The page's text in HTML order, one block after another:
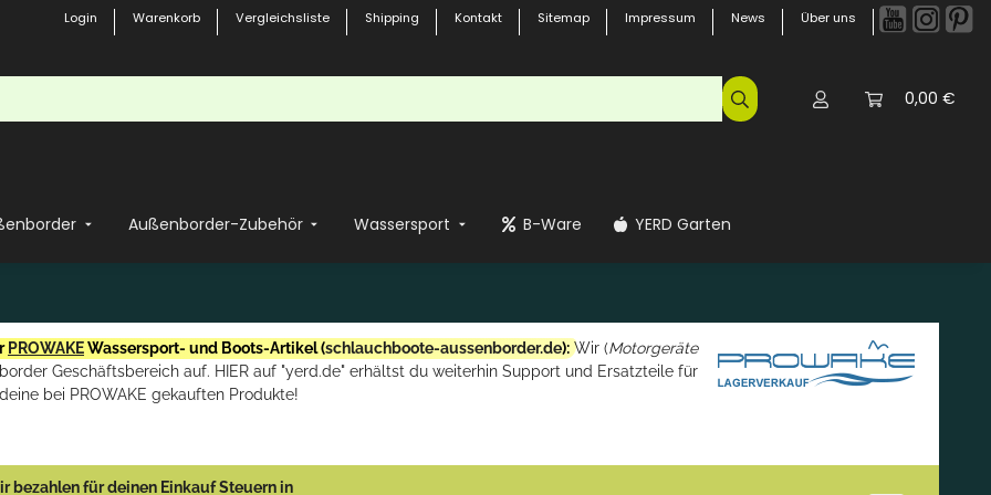
Login Warenkorb Vergleichsliste Shipping Kontakt Sitemap Impressum News Über uns
0,00 €
Außenborder-Zubehör Wassersport B-Ware YERD Garten
PROWAKEWassersport- und Boots-Artikel (schlauchboote-aussenborder.de): Wir (Motorgeräte
Geschäftsbereich auf. HIER auf "yerd.de" erhältst du weiterhin Support und Ersatzteile für
deine bei PROWAKE gekauften Produkte!
bezahlen für deinen Einkauf Steuern in